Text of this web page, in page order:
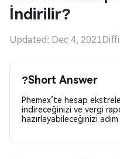
İndirilir?
Updated: Dec 4, 2021
?Short Answer
Phemex’te hesap
indireceğinizi ve vergi
hazırlayabileceğinizi adım